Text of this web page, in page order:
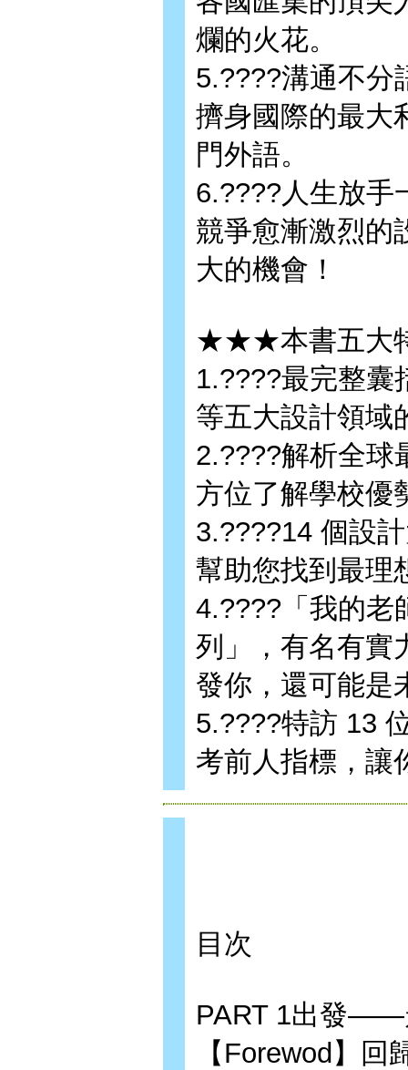
爛的火花。
5.????溝通不分
擠身國際的最大
門外語。
6.????人生放手
競爭愈漸激烈的
大的機會！
★★★本書五
1.????最完整囊
等五大設計領域
2.????解析全球
方位了解學校優
3.????14 個設
幫助您找到最理
4.????「我的老
列」，有名有實
發你，還可能是
5.????特訪 13
考前人指標，讓
目次
PART 1出發——
【Forewod】